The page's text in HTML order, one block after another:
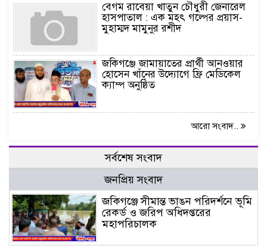
বেগম রাবেয়া খাতুন চৌধুরী জেনারেল
হাসপাতাল : এক মহৎ গল্পের প্রয়াস-
মুহাম্মদ মামুনুর রশীদ
জকিগঞ্জে জামায়াতের প্রার্থী আনওয়ার
হোসেন খাঁনের উদ্যোগে ফ্রি মেডিকেল
ক্যাম্প অনুষ্ঠিত
আরো সংবাদ..
সর্বশেষ সংবাদ
জনপ্রিয় সংবাদ
জকিগঞ্জে সীমান্ত ভাঙন পরিদর্শনে ভূমি
রেকর্ড ও জরিপ অধিদপ্তরের
মহাপরিচালক